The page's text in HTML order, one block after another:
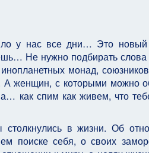
у нас все дни… Это
Не нужно подбирать слова
монад,
женщин, с которыми можно
как спим как живем, что
в жизни. Об
поиске себя, о своих